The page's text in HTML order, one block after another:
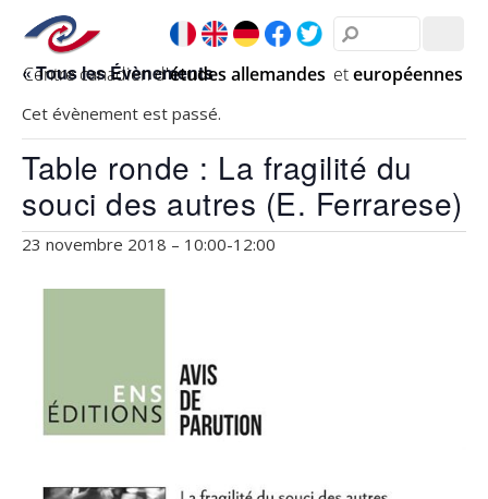
« Tous les Évènements
Cet évènement est passé.
Table ronde : La fragilité du
souci des autres (E. Ferrarese)
23 novembre 2018 – 10:00-12:00